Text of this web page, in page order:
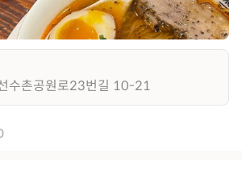
수촌공원로23번길 10-21